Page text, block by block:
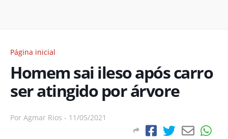
Página inicial
Homem sai ileso após carro
ser atingido por árvore
Por Agmar Rios - 11/05/2021